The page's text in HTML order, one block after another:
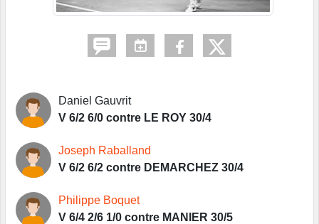
Daniel Gauvrit
V 6/2 6/0 contre LE ROY 30/4
Joseph Raballand
V 6/2 6/2 contre DEMARCHEZ 30/4
Philippe Boquet
V 6/4 2/6 1/0 contre MANIER 30/5